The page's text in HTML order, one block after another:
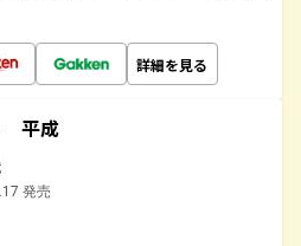
詳細を見る
平成
発売